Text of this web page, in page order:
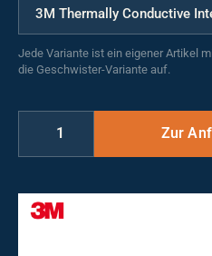
Jede Variante ist ein eigener Artikel
die Geschwister-Variante auf.